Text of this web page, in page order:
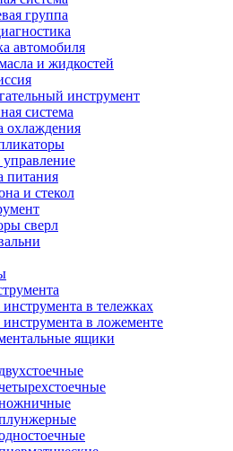
группа
автомобиля
и жидкостей
инструмент
система
охлаждения
управление
питания
и стекол
сверл
в тележках
в ложементе
ящики